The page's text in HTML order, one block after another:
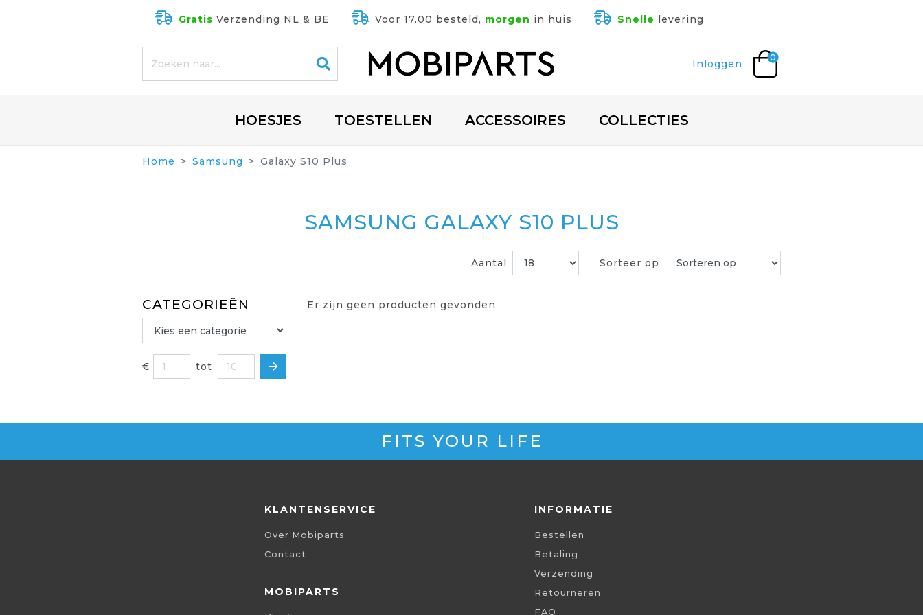
Gratis Verzending NL & BE Voor 17.00 besteld, morgen in huis Snelle levering
Inloggen
0
HOESJES TOESTELLEN ACCESSOIRES COLLECTIES
Home Samsung Galaxy S10 Plus
SAMSUNG GALAXY S10 PLUS
Aantal Sorteer op
CATEGORIEËN
€ tot
Er zijn geen producten gevonden
FITS YOUR LIFE
KLANTENSERVICE
Over Mobiparts
Contact
MOBIPARTS
INFORMATIE
Bestellen
Betaling
Verzending
Retourneren
FAQ